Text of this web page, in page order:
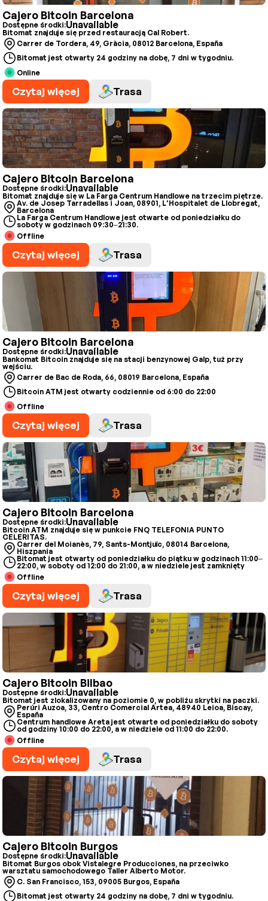
Cajero Bitcoin Barcelona
Dostępne środki:Unavailable
Bitomat znajduje się przed restauracją Cal Robert.
Carrer de Tordera, 49, Gràcia, 08012 Barcelona, España
Bitomat jest otwarty 24 godziny na dobę, 7 dni w tygodniu.
Online
Czytaj więcej Trasa
Cajero Bitcoin Barcelona
Dostępne środki:Unavailable
Bitomat znajduje się w La Farga Centrum Handlowe na trzecim piętrze.
Av. de Josep Tarradellas i Joan, 08901, L'Hospitalet de Llobregat,
Barcelona
La Farga Centrum Handlowe jest otwarte od poniedziałku do
soboty w godzinach 09:30–21:30.
Offline
Czytaj więcej Trasa
Cajero Bitcoin Barcelona
Dostępne środki:Unavailable
Bankomat Bitcoin znajduje się na stacji benzynowej Galp, tuż przy
wejściu.
Carrer de Bac de Roda, 66, 08019 Barcelona, España
Bitcoin ATM jest otwarty codziennie od 6:00 do 22:00
Offline
Czytaj więcej Trasa
Cajero Bitcoin Barcelona
Dostępne środki:Unavailable
Bitcoin ATM znajduje się w punkcie FNQ TELEFONIA PUNTO
CELERITAS.
Carrer del Moianès, 79, Sants-Montjuïc, 08014 Barcelona,
Hiszpania
Bitomat jest otwarty od poniedziałku do piątku w godzinach 11:00–
22:00, w soboty od 12:00 do 21:00, a w niedziele jest zamknięty
Offline
Czytaj więcej Trasa
Cajero Bitcoin Bilbao
Dostępne środki:Unavailable
Bitomat jest zlokalizowany na poziomie 0, w pobliżu skrytki na paczki.
Perúri Auzoa, 33, Centro Comercial Artea, 48940 Leioa, Biscay,
España
Centrum handlowe Areta jest otwarte od poniedziałku do soboty
od godziny 10:00 do 22:00, a w niedziele od 11:00 do 22:00.
Offline
Czytaj więcej Trasa
Cajero Bitcoin Burgos
Dostępne środki:Unavailable
Bitomat Burgos obok Vistalegre Producciones, na przeciwko
warsztatu samochodowego Taller Alberto Motor.
C. San Francisco, 153, 09005 Burgos, España
Bitomat jest otwarty 24 godziny na dobę, 7 dni w tygodniu.